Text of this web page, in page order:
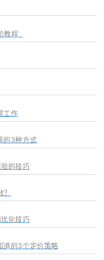
教程
工作
的3种方式
的技巧‍
化技巧
道的3个定价策略